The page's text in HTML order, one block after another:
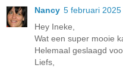
Nancy 5 februari
Hey Ineke,
Wat een super mooie
Helemaal geslaagd
Liefs,